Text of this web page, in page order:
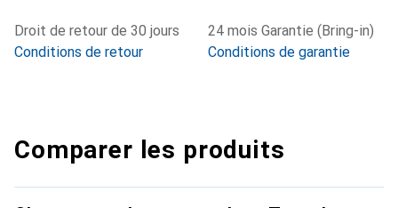
Droit de retour de 30 jours
Conditions de retour
24 mois Garantie (Bring-in)
Conditions de garantie
Comparer les produits